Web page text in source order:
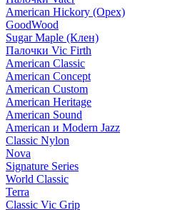
American Hickory (Орех)
GoodWood
Sugar Maple (Клен)
Палочки Vic Firth
American Classic
American Concept
American Custom
American Heritage
American Sound
American и Modern Jazz
Classic Nylon
Nova
Signature Series
World Classic
Terra
Classic Vic Grip